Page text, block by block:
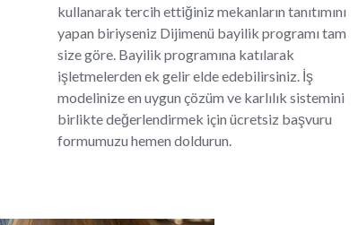
kullanarak tercih ettiğiniz mekanların tanıtımını
yapan biriyseniz Dijimenü bayilik programı tam
size göre. Bayilik programına katılarak
işletmelerden ek gelir elde edebilirsiniz. İş
modelinize en uygun çözüm ve karlılık sistemini
birlikte değerlendirmek için ücretsiz başvuru
formumuzu hemen doldurun.